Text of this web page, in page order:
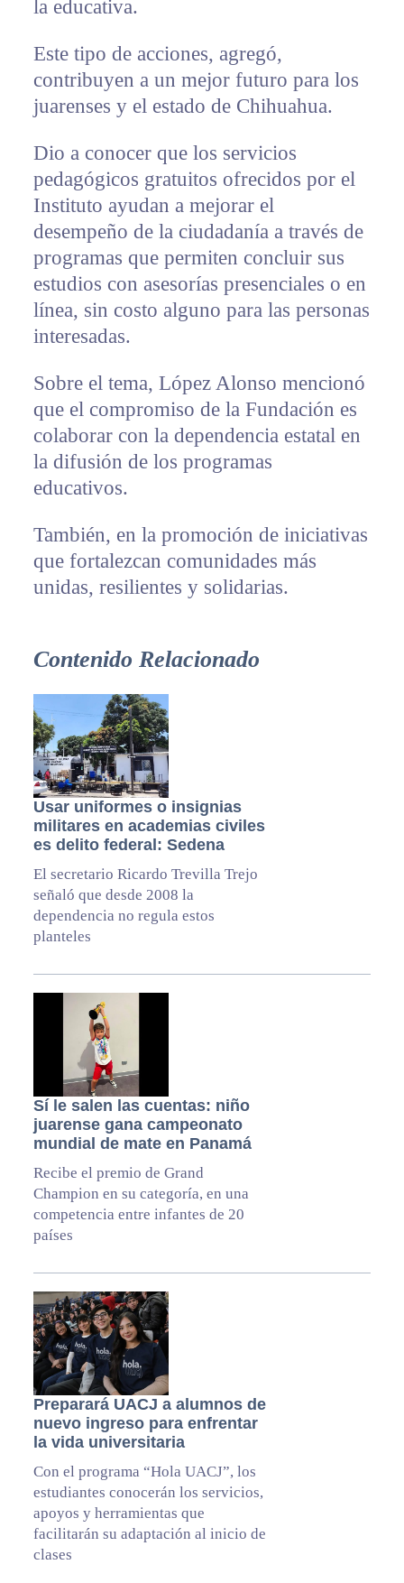
la educativa.
Este tipo de acciones, agregó,
contribuyen a un mejor futuro para los
juarenses y el estado de Chihuahua.
Dio a conocer que los servicios
pedagógicos gratuitos ofrecidos por el
Instituto ayudan a mejorar el
desempeño de la ciudadanía a través de
programas que permiten concluir sus
estudios con asesorías presenciales o en
línea, sin costo alguno para las personas
interesadas.
Sobre el tema, López Alonso mencionó
que el compromiso de la Fundación es
colaborar con la dependencia estatal en
la difusión de los programas
educativos.
También, en la promoción de iniciativas
que fortalezcan comunidades más
unidas, resilientes y solidarias.
Contenido Relacionado
Usar uniformes o insignias
militares en academias civiles
es delito federal: Sedena
El secretario Ricardo Trevilla Trejo
señaló que desde 2008 la
dependencia no regula estos
planteles
Sí le salen las cuentas: niño
juarense gana campeonato
mundial de mate en Panamá
Recibe el premio de Grand
Champion en su categoría, en una
competencia entre infantes de 20
países
Preparará UACJ a alumnos de
nuevo ingreso para enfrentar
la vida universitaria
Con el programa “Hola UACJ”, los
estudiantes conocerán los servicios,
apoyos y herramientas que
facilitarán su adaptación al inicio de
clases